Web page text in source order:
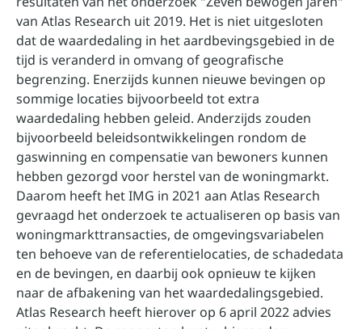
van Atlas Research uit 2019. Het is niet uitgesloten
dat de waardedaling in het aardbevingsgebied in de
tijd is veranderd in omvang of geografische
begrenzing. Enerzijds kunnen nieuwe bevingen op
sommige locaties bijvoorbeeld tot extra
waardedaling hebben geleid. Anderzijds zouden
bijvoorbeeld beleidsontwikkelingen rondom de
gaswinning en compensatie van bewoners kunnen
hebben gezorgd voor herstel van de woningmarkt.
Daarom heeft het IMG in 2021 aan Atlas Research
gevraagd het onderzoek te actualiseren op basis van
woningmarkttransacties, de omgevingsvariabelen
ten behoeve van de referentielocaties, de schadedata
en de bevingen, en daarbij ook opnieuw te kijken
naar de afbakening van het waardedalingsgebied.
Atlas Research heeft hierover op 6 april 2022 advies